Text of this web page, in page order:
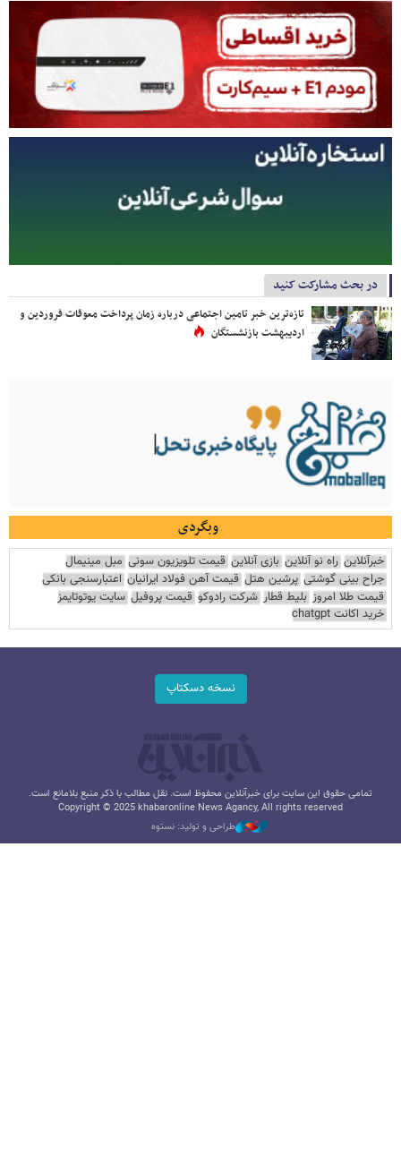
در بحث مشارکت کنید
تازه‌ترین خبر تامین اجتماعی درباره زمان پرداخت معوقات فروردین و
اردیبهشت بازنشستگان
وبگردی
خبرآنلاین راه نو آنلاین بازی آنلاین قیمت تلویزیون سونی مبل مینیمال
جراح بینی گوشتی پرشین هتل قیمت آهن فولاد ایرانیان اعتبارسنجی بانکی
قیمت طلا امروز بلیط قطار شرکت رادوکو قیمت پروفیل سایت یوتوتایمز
خرید اکانت chatgpt
نسخه دسکتاپ
تمامی حقوق این سایت برای خبرآنلاین محفوظ است. نقل مطالب با ذکر منبع بلامانع است.
Copyright © 2025 khabaronline News Agancy, All rights reserved
طراحی و تولید: نستوه